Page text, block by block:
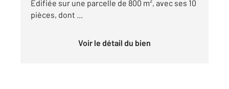
Edifiée sur une parcelle de 800 m², avec ses 10
pièces, dont ...
Voir le détail du bien